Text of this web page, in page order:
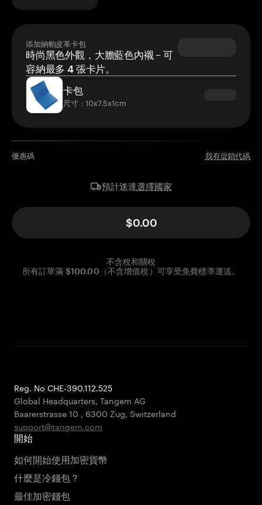
添加納帕皮革卡包
時尚黑色外觀，大膽藍色內襯 – 可
容納最多 4 張卡片。
卡包
尺寸：10x7.5x1cm
優惠碼 我有促銷代碼
預計送達選擇國家
$0.00
不含稅和關稅
所有訂單滿 $100.00（不含增值稅）可享受免費標準運送。
Reg. No CHE-390.112.525
Global Headquarters, Tangem AG
Baarerstrasse 10 , 6300 Zug, Switzerland
support@tangem.com
開始
如何開始使用加密貨幣
什麼是冷錢包？
最佳加密錢包